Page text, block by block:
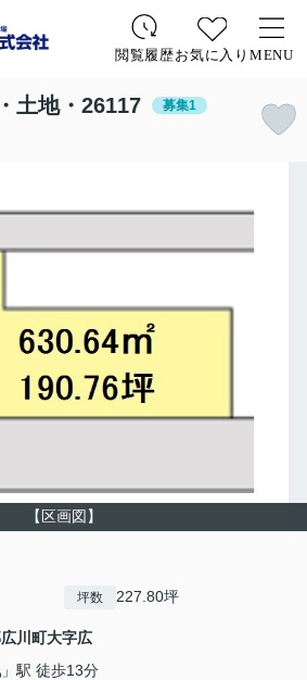
閲覧履歴お気に入り MENU
土地・26117 募集1
【区画図】
坪数 227.80坪
川町大字広
」駅 徒歩13分